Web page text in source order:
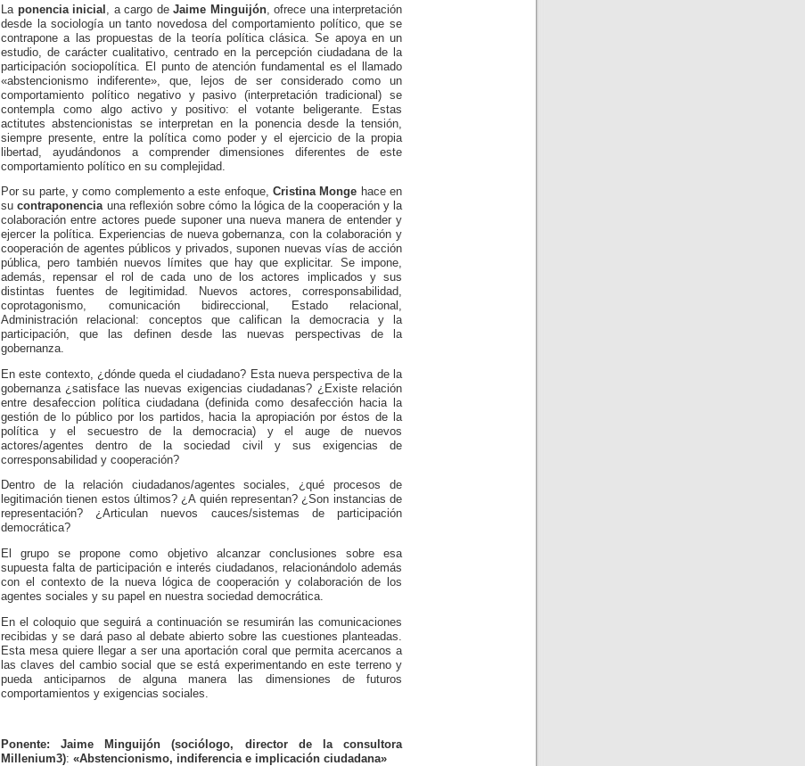
La ponencia inicial , a cargo de Jaime Minguijón, ofrece una interpretación
desde la sociología un tanto novedosa del comportamiento político, que se
contrapone a las propuestas de la teoría política clásica. Se apoya en un
estudio, de carácter cualitativo, centrado en la percepción ciudadana de la
participación sociopolítica. El punto de atención fundamental es el llamado
«abstencionismo indiferente», que, lejos de ser considerado como un
comportamiento político negativo y pasivo (interpretación tradicional) se
contempla como algo activo y positivo: el votante beligerante. Estas
actitutes abstencionistas se interpretan en la ponencia desde la tensión,
siempre presente, entre la política como poder y el ejercicio de la propia
libertad, ayudándonos a comprender dimensiones diferentes de este
comportamiento político en su complejidad.
Por su parte, y como complemento a este enfoque, Cristina Monge hace en
sucontraponenciauna reflexión sobre cómo la lógica de la cooperación y la
colaboración entre actores puede suponer una nueva manera de entender y
ejercer la política. Experiencias de nueva gobernanza, con la colaboración y
cooperación de agentes públicos y privados, suponen nuevas vías de acción
pública, pero también nuevos límites que hay que explicitar. Se impone,
además, repensar el rol de cada uno de los actores implicados y sus
distintas fuentes de legitimidad. Nuevos actores, corresponsabilidad,
coprotagonismo, comunicación bidireccional, Estado relacional,
Administración relacional: conceptos que califican la democracia y la
participación, que las definen desde las nuevas perspectivas de la
gobernanza.
En este contexto, ¿dónde queda el ciudadano? Esta nueva perspectiva de la
gobernanza ¿satisface las nuevas exigencias ciudadanas? ¿Existe relación
entre desafeccion política ciudadana (definida como desafección hacia la
gestión de lo público por los partidos, hacia la apropiación por éstos de la
política y el secuestro de la democracia) y el auge de nuevos
actores/agentes dentro de la sociedad civil y sus exigencias de
corresponsabilidad y cooperación?
Dentro de la relación ciudadanos/agentes sociales, ¿qué procesos de
legitimación tienen estos últimos? ¿A quién representan? ¿Son instancias de
representación? ¿Articulan nuevos cauces/sistemas de participación
democrática?
El grupo se propone como objetivo alcanzar conclusiones sobre esa
supuesta falta de participación e interés ciudadanos, relacionándolo además
con el contexto de la nueva lógica de cooperación y colaboración de los
agentes sociales y su papel en nuestra sociedad democrática.
En el coloquio que seguirá a continuación se resumirán las comunicaciones
recibidas y se dará paso al debate abierto sobre las cuestiones planteadas.
Esta mesa quiere llegar a ser una aportación coral que permita acercanos a
las claves del cambio social que se está experimentando en este terreno y
pueda anticiparnos de alguna manera las dimensiones de futuros
comportamientos y exigencias sociales.
Ponente: Jaime Minguijón
(sociólogo, director de la consultora
Millenium3): «Abstencionismo, indiferencia e implicación ciudadana»